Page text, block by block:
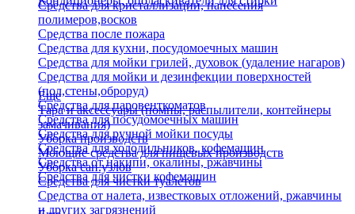
Средства для кристаллизации, нанесения
полимеров,восков
Средства после пожара
Средства для кухни, посудомоечных машин
Средства для мойки грилей, духовок (удаление нагаров)
Средства для мойки и дезинфекции поверхностей
(пол,стены,оброруд)
Средства для паровенткоматов
Средства для посудомоечных машин
Средства для ручной мойки посуды
Средства для холодильников, кофемашин
Средства от накипи, окалины, ржавчины
Средства для чистки кофемашин
Еще
Тара и аксессуары (помпы, распылители, контейнеры
замачивания)
Уборка производств
Моющие средства для пищевых производств
Уборка сан.узлов
Средства для чистки туалетов
Средства от налета, известковых отложений, ржавчины
и других загрязнений